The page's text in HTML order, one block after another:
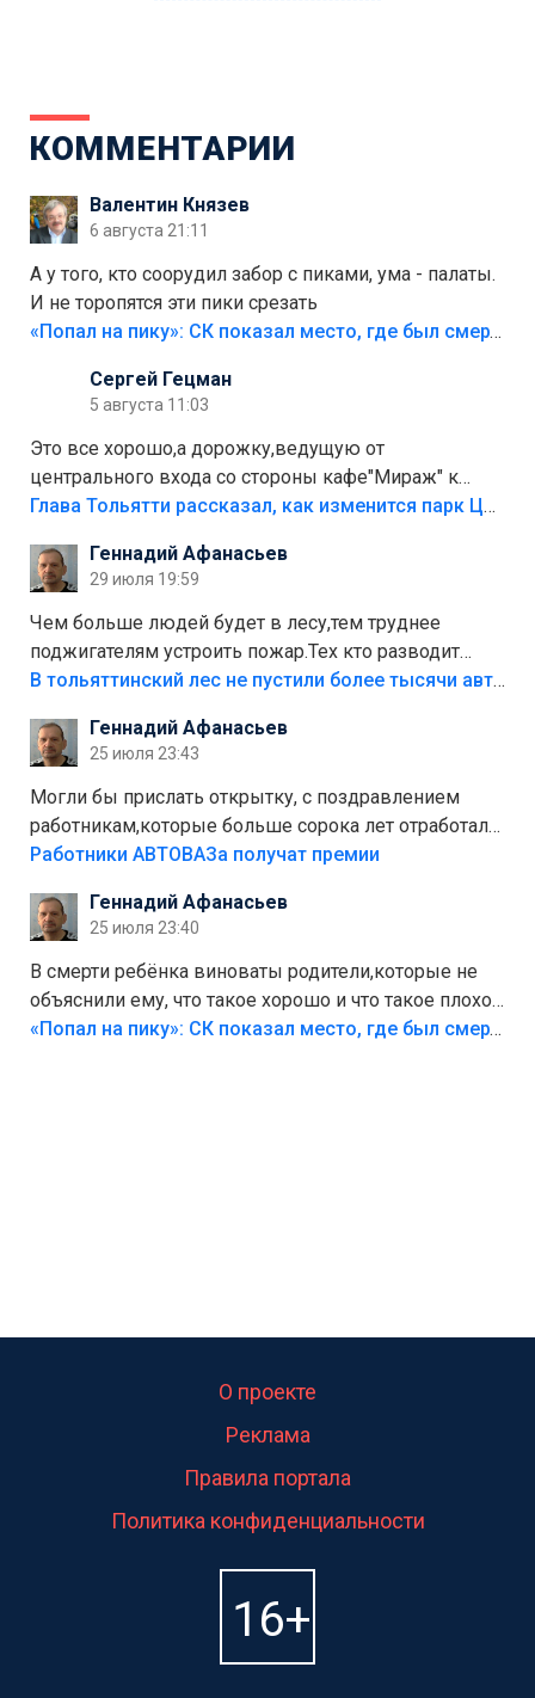
КОММЕНТАРИИ
Валентин Князев
6 августа 21:11
А у того, кто соорудил забор с пиками, ума - палаты.
И не торопятся эти пики срезать
«Попал на пику»: СК показал место, где был смертельно травмирован ребенок в Тольятти
Сергей Гецман
5 августа 11:03
Это все хорошо,а дорожку,ведущую от
центрального входа со стороны кафе"Мираж" к
аттракционам слабо доделать?А то бордюры
лежала в парке и испортилась.Да еще,видимо,часть
украли.
Глава Тольятти рассказал, как изменится парк Центрального района
Геннадий Афанасьев
29 июля 19:59
Чем больше людей будет в лесу,тем труднее
поджигателям устроить пожар.Тех кто разводит
костры,тех надо безбожно штрафовать.Камер полно
Штрафы мизерные.
В тольяттинский лес не пустили более тысячи автомобилей
Геннадий Афанасьев
25 июля 23:43
Могли бы прислать открытку, с поздравлением
работникам,которые больше сорока лет отработали
на предприятии.
Работники АВТОВАЗа получат премии
Геннадий Афанасьев
25 июля 23:40
В смерти ребёнка виноваты родители,которые не
объяснили ему, что такое хорошо и что такое плохо!
Лезть через такой забор,верх безумия,есть же
«Попал на пику»: СК показал место, где был смертельно травмирован ребенок в Тольятти
О проекте
Реклама
Правила портала
Политика конфиденциальности